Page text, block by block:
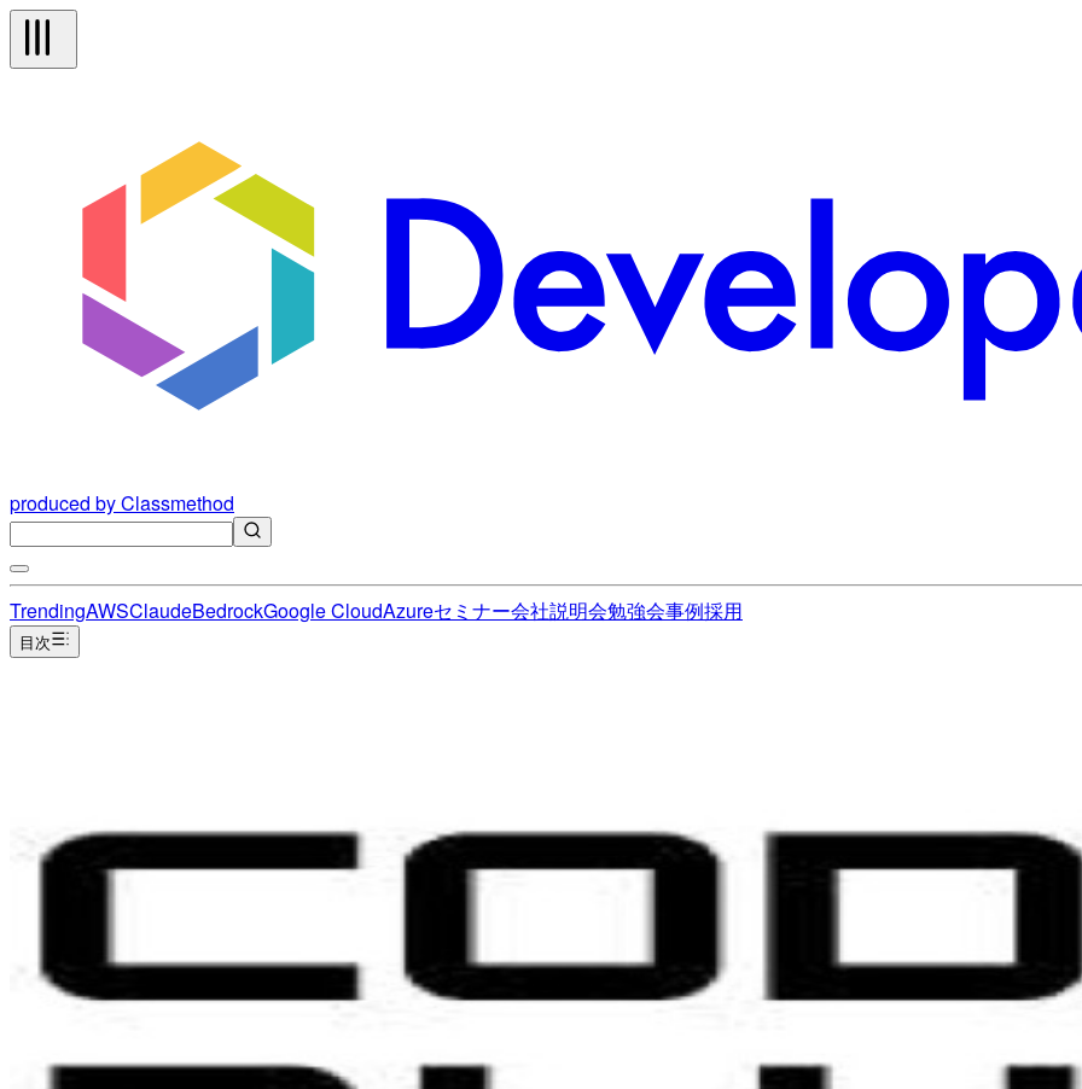
produced by Classmethod
TrendingAWSClaudeBedrockGoogle CloudAzureセミナー会社説明会勉強会事例採用
目次